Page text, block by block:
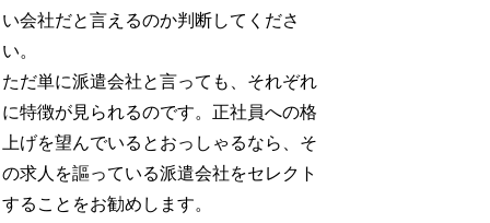
い会社だと言えるのか判断してくださ
い。
ただ単に派遣会社と言っても、それぞれ
に特徴が見られるのです。正社員への格
上げを望んでいるとおっしゃるなら、そ
の求人を謳っている派遣会社をセレクト
することをお勧めします。